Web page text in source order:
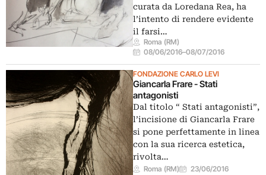
curata da Loredana Rea, ha
l’intento di rendere evidente
il farsi…
Roma (RM)
08/06/2016–08/07/2016
FONDAZIONE CARLO LEVI
Giancarla Frare - Stati
antagonisti
Dal titolo “ Stati antagonisti”,
l’incisione di Giancarla Frare
si pone perfettamente in linea
con la sua ricerca estetica,
rivolta…
Roma (RM) 23/06/2016